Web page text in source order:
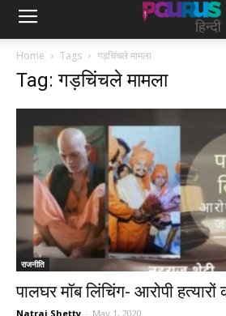
Home Tags गड़चिंचले मामला
Tag: गड़चिंचले मामला
राजनीति
पालघर मॉब लिंचिंग- आरोपी
Natraj Shetty - May 1, 2020